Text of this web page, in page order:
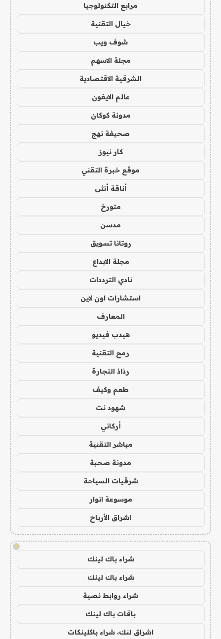
مرابع التكنولوجيا
خيال التقنية
شوف ويب
مجلة الاسهم
الشرقية الاقتصادية
عالم الايفون
مدونة كوكان
صحيفة نهج
كار نيوز
موقع خبرة التقني
أناقة أنثى
متورخ
مدسن
روتانا تسويق
مجلة الابداع
نادي الترددات
استشارات اون لاين
المعارف
هيدب فيديو
رمح التقنية
رذاذ التجارة
طعم وكيف
شهود نت
أركاني
مباشر التقنية
مدونة صحبة
شرقيات السياحة
موسوعة انوار
اشراق الأرباح
!
شراء باك لينك
شراء باك لينك
شراء روابط نصية
باقات باك لينك
اشراق لنك، شراء باكلينكات